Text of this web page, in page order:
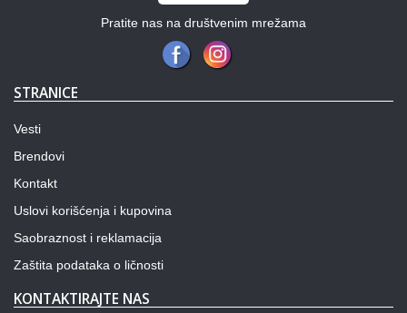
Pratite nas na društvenim mrežama
STRANICE
Vesti
Brendovi
Kontakt
Uslovi korišćenja i kupovina
Saobraznost i reklamacija
Zaštita podataka o ličnosti
KONTAKTIRAJTE NAS